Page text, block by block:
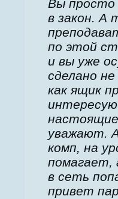
Вы просто
в закон. А
по этой
и вы уже
сделано
как ящик
уважают.
комп, на
помагает,
в сеть
привет